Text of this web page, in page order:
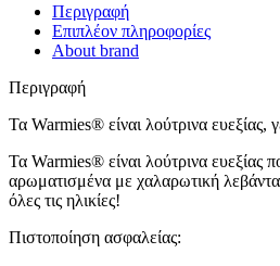
Περιγραφή
Επιπλέον πληροφορίες
About brand
Περιγραφή
Τα Warmies® είναι λούτρινα
Τα Warmies® είναι λούτρινα
αρωματισμένα με χαλαρωτική
όλες τις ηλικίες!
Πιστοποίηση ασφαλείας: